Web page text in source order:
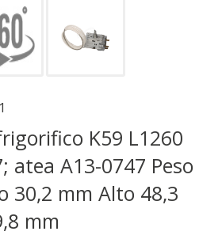
K59 L1260
atea A13-0747 Peso
30,2 mm Alto 48,3
mm